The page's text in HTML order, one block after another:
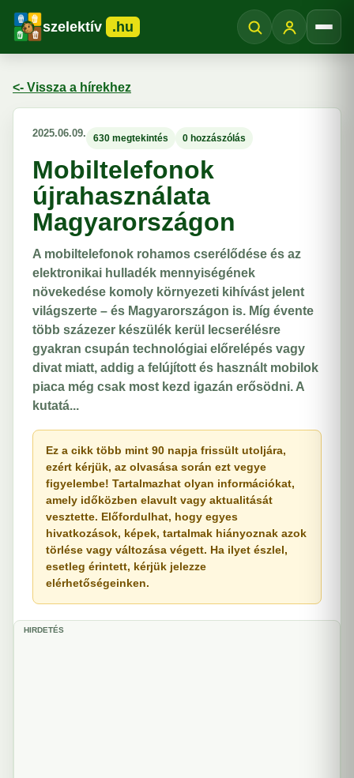
szelektív .hu
<- Vissza a hírekhez
2025.06.09. 630 megtekintés 0 hozzászólás
Mobiltelefonok
újrahasználata
Magyarországon
A mobiltelefonok rohamos cserélődése és az
elektronikai hulladék mennyiségének
növekedése komoly környezeti kihívást jelent
világszerte – és Magyarországon is. Míg évente
több százezer készülék kerül lecserélésre
gyakran csupán technológiai előrelépés vagy
divat miatt, addig a felújított és használt mobilok
piaca még csak most kezd igazán erősödni. A
kutatá...
Ez a cikk több mint 90 napja frissült utoljára,
ezért kérjük, az olvasása során ezt vegye
figyelembe! Tartalmazhat olyan információkat,
amely időközben elavult vagy aktualitását
vesztette. Előfordulhat, hogy egyes
hivatkozások, képek, tartalmak hiányoznak azok
törlése vagy változása végett. Ha ilyet észlel,
esetleg érintett, kérjük jelezze
elérhetőségeinken.
HIRDETÉS